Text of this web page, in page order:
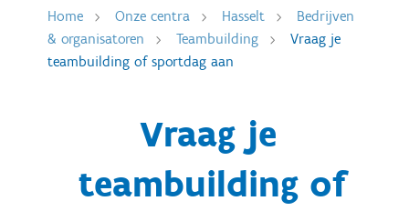
Home Onze centra Hasselt
Bedrijven
& organisatoren
Teambuilding
Vraag je
teambuilding of sportdag aan
Vraag je
teambuilding of